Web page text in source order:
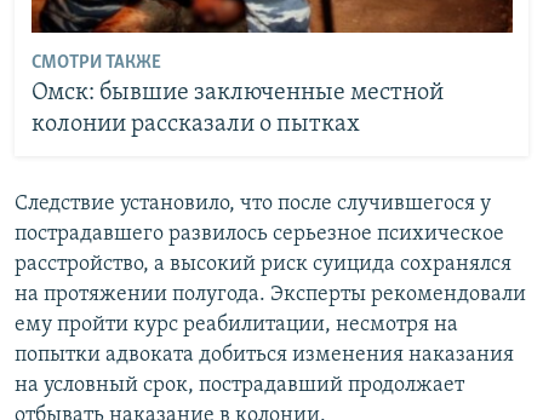
СМОТРИ ТАКЖЕ
Омск: бывшие заключенные местной
колонии рассказали о пытках
Следствие установило, что после случившегося у
пострадавшего развилось серьезное психическое
расстройство, а высокий риск суицида сохранялся
на протяжении полугода. Эксперты рекомендовали
ему пройти курс реабилитации, несмотря на
попытки адвоката добиться изменения наказания
на условный срок, пострадавший продолжает